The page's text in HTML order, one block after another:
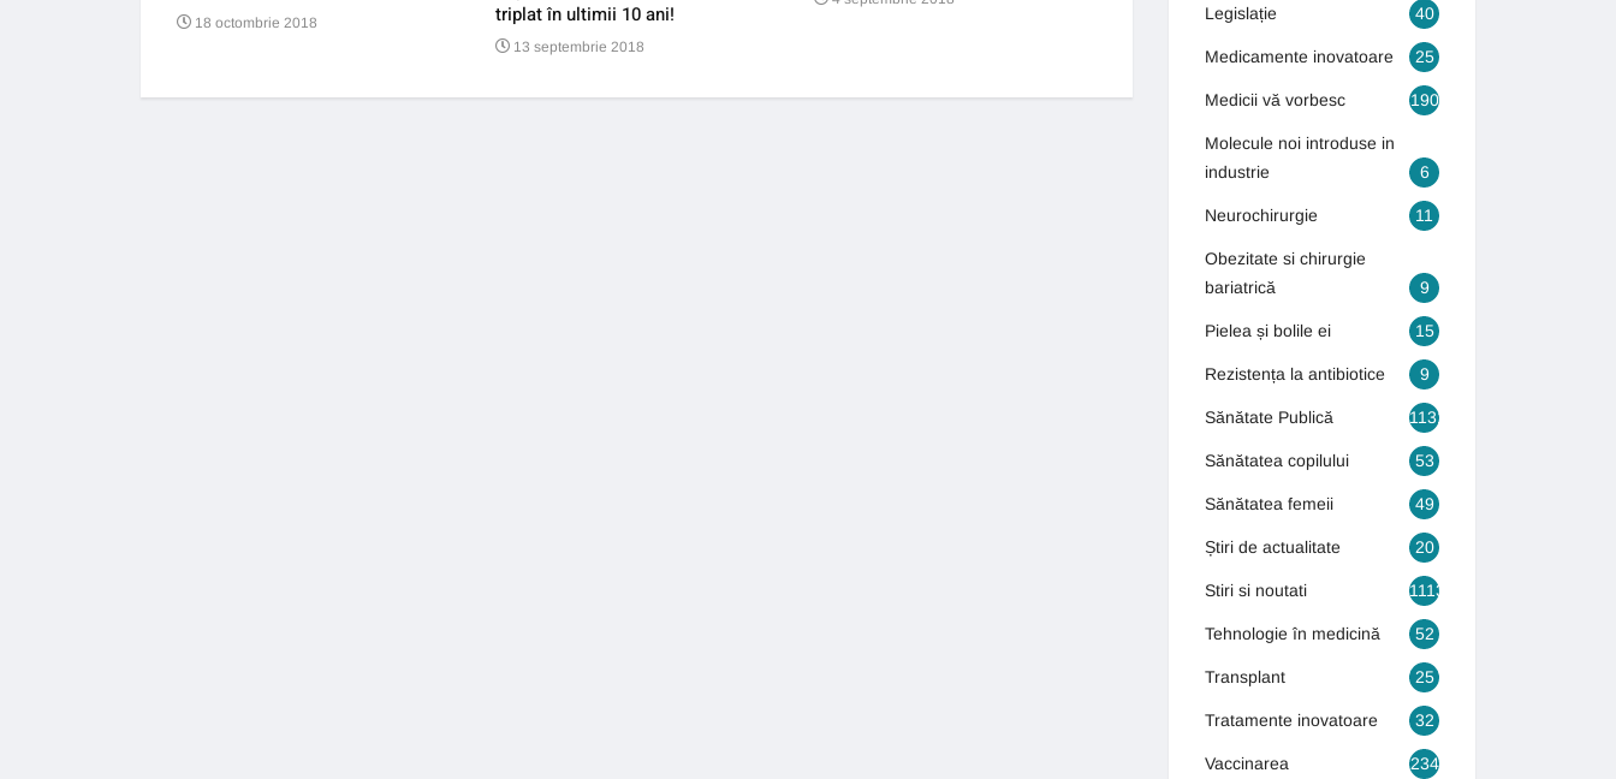
18 octombrie 2018
triplat în ultimii 10 ani!
13 septembrie 2018
Legislație 40
Medicamente inovatoare 25
Medicii vă vorbesc 190
Molecule noi introduse in
industrie
6
Neurochirurgie 11
Obezitate si chirurgie
bariatrică
9
Pielea și bolile ei 15
Rezistența la antibiotice 9
Sănătate Publică 1131
Sănătatea copilului 53
Sănătatea femeii 49
Știri de actualitate 20
Stiri si noutati 1113
Tehnologie în medicină 52
Transplant 25
Tratamente inovatoare 32
Vaccinarea 234